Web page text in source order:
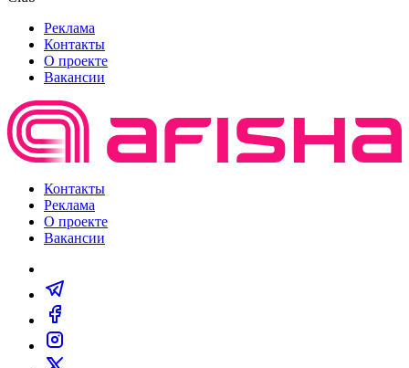
Реклама
Контакты
О проекте
Вакансии
Контакты
Реклама
О проекте
Вакансии